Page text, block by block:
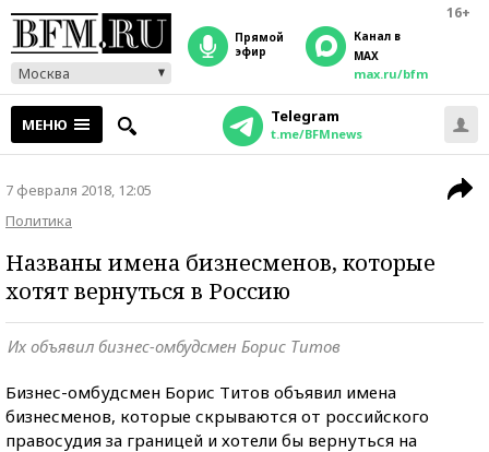
16+
Москва
прямой
эфир
Канал в
MAX
max.ru/bfm
МЕНЮ Telegram
t.me/BFMnews
7 февраля 2018, 12:05
Политика
Названы имена бизнесменов, которые
хотят вернуться в Россию
Их объявил бизнес-омбудсмен Борис Титов
Бизнес-омбудсмен Борис Титов объявил имена
бизнесменов, которые скрываются от российского
правосудия за границей и хотели бы вернуться на